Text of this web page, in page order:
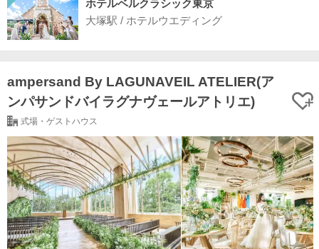
ホテルベルクラシック東京
大塚駅 / ホテルウエディング
ampersand By LAGUNAVEIL ATELIER(ア
ンパサンドバイラグナヴェールアトリエ)
式場・ゲストハウス